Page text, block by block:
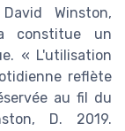
Winston,
constitue un
« L'utilisation
reflète
au fil du
D. 2019.